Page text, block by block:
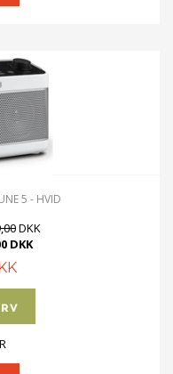
5 - HVID
DKK
DKK